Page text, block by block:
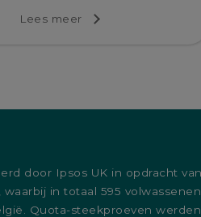
Lees meer
door Ipsos UK in opdracht
in totaal 595
Quota-steekproeven